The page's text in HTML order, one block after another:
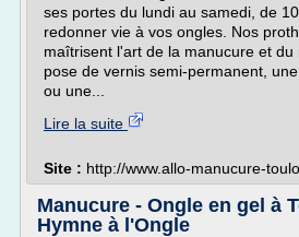
ses portes du lundi au samedi, de
redonner vie à vos ongles. Nos
maîtrisent l'art de la manucure et
pose de vernis semi-permanent,
ou une...
Lire la suite
Site : http://www.allo-manucure-
Manucure - Ongle en gel à
Hymne à l'Ongle